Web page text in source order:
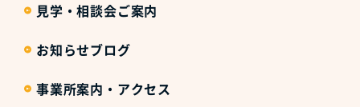
見学・相談会ご案内
お知らせブログ
事業所案内・アクセス